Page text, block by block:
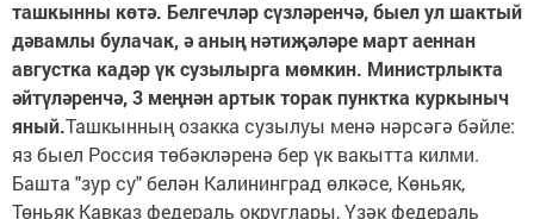
ташкынны көтә. Белгечләр сүзлә­ренчә, быел ул шактый
дәвамлы булачак, ә аның нәтиҗәләре март аеннан
августка кадәр үк сузылырга мөмкин. Министрлыкта
әйтү­ләренчә, 3 меңнән артык торак пункт­ка куркыныч
яный.Ташкынның озакка сузылуы менә нәрсәгә бәйле:
яз быел Россия төбәкләренә бер үк вакытта килми.
Башта "зур су" белән Калининград өлкәсе, Көньяк,
Төньяк Кавказ федераль округлары, Үзәк федераль